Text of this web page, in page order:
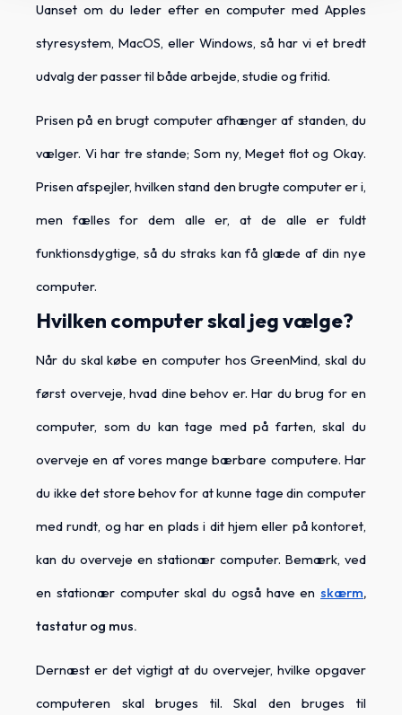
Uanset om du leder efter en computer med Apples
styresystem, MacOS, eller Windows, så har vi et bredt
udvalg der passer til både arbejde, studie og fritid.
Prisen på en brugt computer afhænger af standen, du
vælger. Vi har tre stande; Som ny, Meget flot og Okay.
Prisen afspejler, hvilken stand den brugte computer er i,
men fælles for dem alle er, at de alle er fuldt
funktionsdygtige, så du straks kan få glæde af din nye
computer.
Hvilken computer skal jeg vælge?
Når du skal købe en computer hos GreenMind, skal du
først overveje, hvad dine behov er. Har du brug for en
computer, som du kan tage med på farten, skal du
overveje en af vores mange bærbare computere. Har
du ikke det store behov for at kunne tage din computer
med rundt, og har en plads i dit hjem eller på kontoret,
kan du overveje en stationær computer. Bemærk, ved
en stationær computer skal du også have en skærm,
tastatur og mus.
Dernæst er det vigtigt at du overvejer, hvilke opgaver
computeren skal bruges til. Skal den bruges til